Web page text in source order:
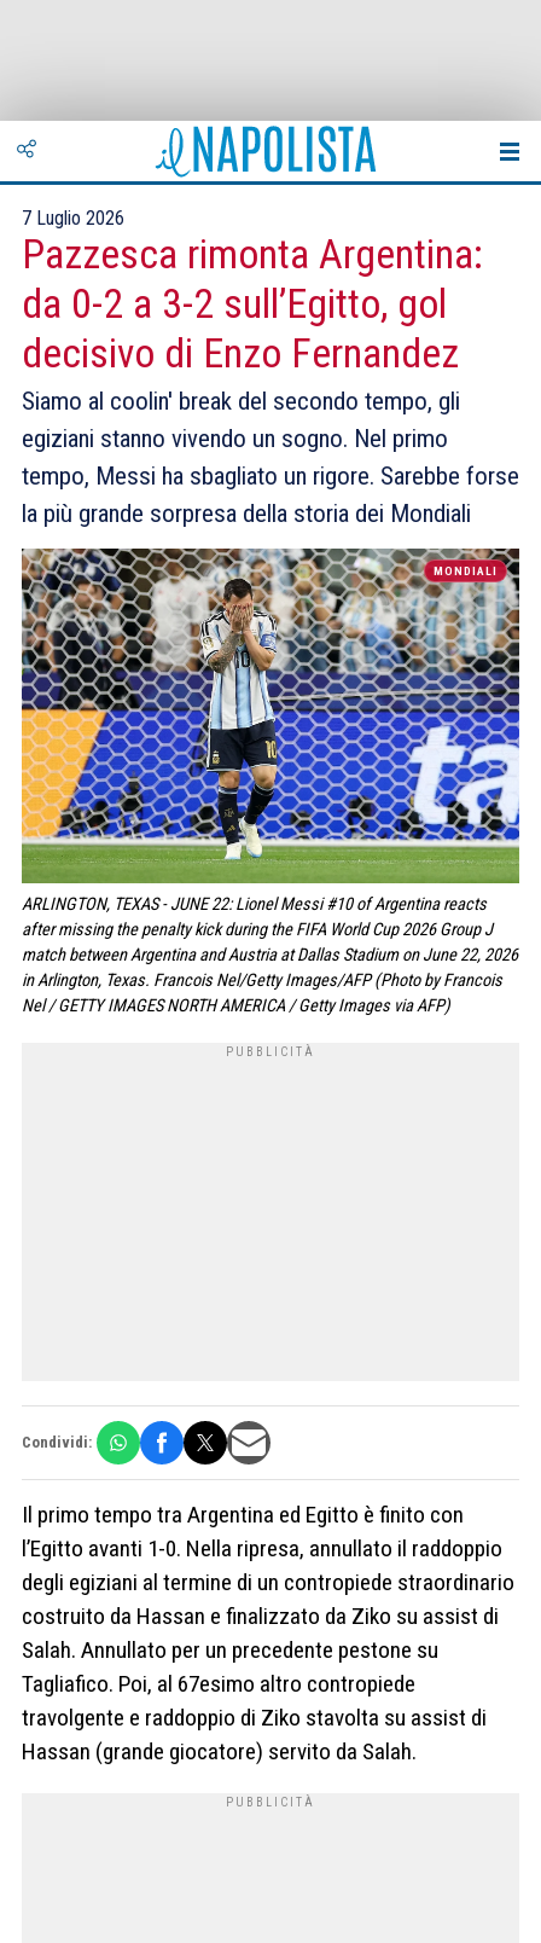
7 Luglio 2026
Pazzesca rimonta Argentina:
da 0-2 a 3-2 sull’Egitto, gol
decisivo di Enzo Fernandez
Siamo al coolin' break del secondo tempo, gli
egiziani stanno vivendo un sogno. Nel primo
tempo, Messi ha sbagliato un rigore. Sarebbe forse
la più grande sorpresa della storia dei Mondiali
MONDIALI
ARLINGTON, TEXAS - JUNE 22: Lionel Messi #10 of Argentina reacts
after missing the penalty kick during the FIFA World Cup 2026 Group J
match between Argentina and Austria at Dallas Stadium on June 22, 2026
in Arlington, Texas. Francois Nel/Getty Images/AFP (Photo by Francois
Nel / GETTY IMAGES NORTH AMERICA / Getty Images via AFP)
Condividi:
Il primo tempo tra Argentina ed Egitto è finito con
l’Egitto avanti 1-0. Nella ripresa, annullato il raddoppio
degli egiziani al termine di un contropiede straordinario
costruito da Hassan e finalizzato da Ziko su assist di
Salah. Annullato per un precedente pestone su
Tagliafico. Poi, al 67esimo altro contropiede
travolgente e raddoppio di Ziko stavolta su assist di
Hassan (grande giocatore) servito da Salah.